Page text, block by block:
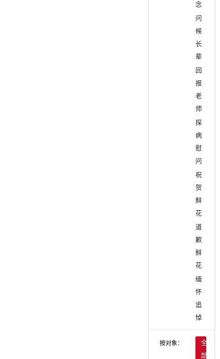
念
问
候
长
辈
回
报
老
师
探
病
慰
问
祝
贺
鲜
花
道
歉
鲜
花
缅
怀
追
悼
按对象：
全
部